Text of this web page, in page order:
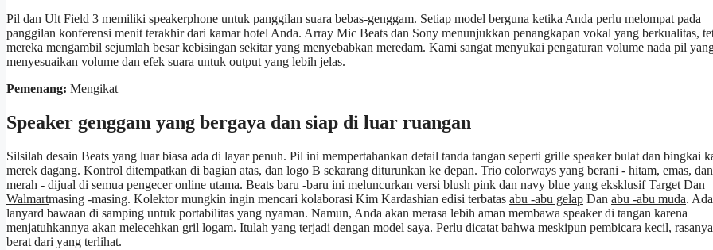
Pil dan Ult Field 3 memiliki speakerphone untuk panggilan suara bebas-genggam. Setiap model berguna ketika Anda perlu melompat pada
panggilan konferensi menit terakhir dari kamar hotel Anda. Array Mic Beats dan Sony menunjukkan penangkapan vokal yang berkualitas,
mereka mengambil sejumlah besar kebisingan sekitar yang menyebabkan meredam. Kami sangat menyukai pengaturan volume nada pil
menyesuaikan volume dan efek suara untuk output yang lebih jelas.
Pemenang: Mengikat
Speaker genggam yang bergaya dan siap di luar ruangan
Silsilah desain Beats yang luar biasa ada di layar penuh. Pil ini mempertahankan detail tanda tangan seperti grille speaker bulat dan bingkai
merek dagang. Kontrol ditempatkan di bagian atas, dan logo B sekarang diturunkan ke depan. Trio colorways yang berani - hitam, emas, dan
merah - dijual di semua pengecer online utama. Beats baru -baru ini meluncurkan versi blush pink dan navy blue yang eksklusifTarget Dan
Walmartmasing -masing. Kolektor mungkin ingin mencari kolaborasi Kim Kardashian edisi terbatas abu -abu gelap Dan abu -abu muda.
lanyard bawaan di samping untuk portabilitas yang nyaman. Namun, Anda akan merasa lebih aman membawa speaker di tangan karena
menjatuhkannya akan melecehkan gril logam. Itulah yang terjadi dengan model saya. Perlu dicatat bahwa meskipun pembicara kecil,
berat dari yang terlihat.